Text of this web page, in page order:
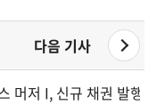
다음 기사
체 발표
머저 I, 신규 채권 발행